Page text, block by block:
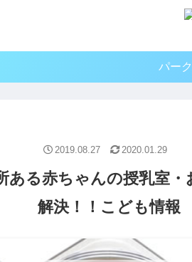
パー
ある赤ちゃんの授乳室
解決！！こども情報
2019.08.27 2020.01.29